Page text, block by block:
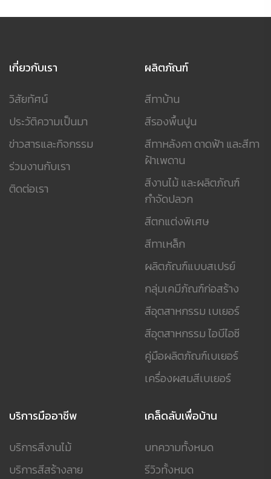
เกี่ยวกับเรา
วิสัยทัศน์
ประวัติความเป็นมา
ข่าวสารและกิจกรรม
ร่วมงานกับเรา
ติดต่อเรา
ผลิตภัณฑ์
สีทาบ้าน
สีรองพื้นปูน
สีทาหลังคา ดาดฟ้า และสีทา
ฝ้าเพดาน
สีงานไม้ และผลิตภัณฑ์
กำจัดปลวก
สีตกแต่งพิเศษ
สีทาเหล็ก
ผลิตภัณฑ์แบบสเปรย์
กลุ่มเคมีภัณฑ์ก่อสร้าง
สีอุตสาหกรรม เบเยอร์
สีอุตสาหกรรม ไอบีไอซี
คู่มือผลิตภัณฑ์เบเยอร์
เครื่องผสมสีเบเยอร์
บริการมืออาชีพ
บริการสีงานไม้
บริการสีสร้างลาย
เคล็ดลับเพื่อบ้าน
บทความทั้งหมด
รีวิวทั้งหมด